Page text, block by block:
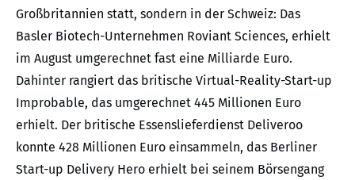
Großbritannien statt, sondern in der Schweiz: Das
Basler Biotech-Unternehmen Roviant Sciences, erhielt
im August umgerechnet fast eine Milliarde Euro.
Dahinter rangiert das britische Virtual-Reality-Start-up
Improbable, das umgerechnet 445 Millionen Euro
erhielt. Der britische Essenslieferdienst Deliveroo
konnte 428 Millionen Euro einsammeln, das Berliner
Start-up Delivery Hero erhielt bei seinem Börsengang